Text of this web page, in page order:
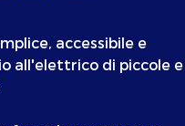
accessibile e
all'elettrico di piccole e